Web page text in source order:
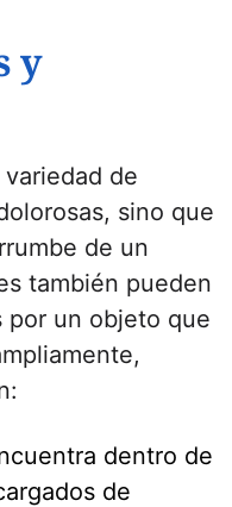
y
de
sino que
de un
también pueden
por un objeto que
dentro de
de